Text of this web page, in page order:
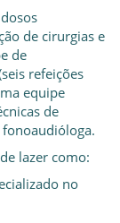
de cirurgias e
de
refeições
equipe
de
lazer como:
no